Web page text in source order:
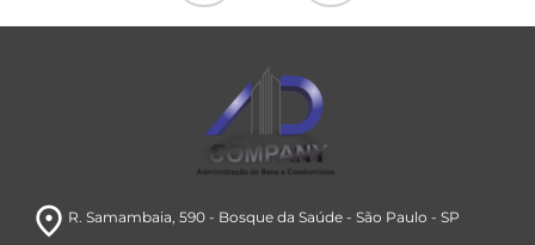
room R. Samambaia, 590- Bosque da Saúde- São Paulo - SP